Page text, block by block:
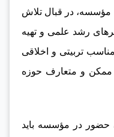
در قبال تلاش
رشد علمی و تهیه
تربیتی و اخلاقی
ممکن و متعارف حوزه
در مؤسسه باید